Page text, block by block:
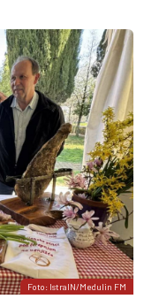
Foto: IstraIN/Medulin FM